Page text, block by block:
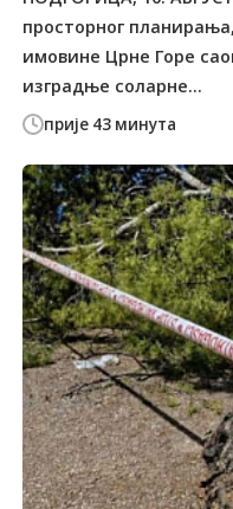
прије 43 минута
просторног
имовине Црне Горе
изградње соларне...